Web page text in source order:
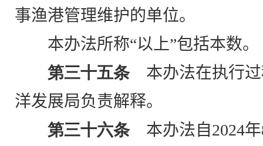
事渔港管理维护的单位。
本办法所称“以上”包括本数。
第三十五条本办法在执行过
洋发展局负责解释。
第三十六条本办法自2024年